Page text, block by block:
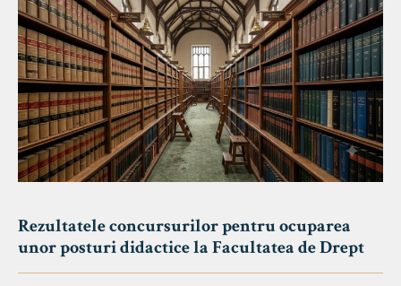
Rezultatele concursurilor pentru ocuparea
unor posturi didactice la Facultatea de Drept